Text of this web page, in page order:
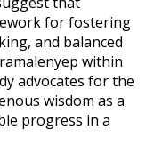
for fostering
and balanced
within
advocates for the
wisdom as a
progress in a